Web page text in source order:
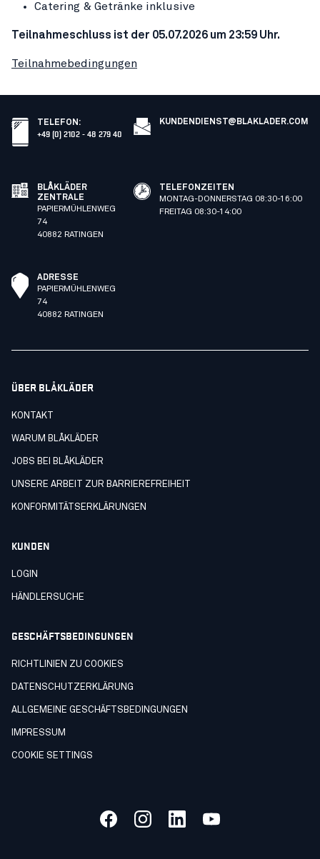
Catering & Getränke inklusive
Teilnahmeschluss ist der 05.07.2026 um 23:59 Uhr.
Teilnahmebedingungen
TELEFON :
+49 (0) 2102 - 48 279 40
KUNDENDIENST@BLAKLADER.COM
BLÅKLÄDER
ZENTRALE
PAPIERMÜHLENWEG
74
40882 RATINGEN
TELEFONZEITEN
MONTAG-DONNERSTAG 08:30-16:00
FREITAG 08:30-14:00
ADRESSE
PAPIERMÜHLENWEG
74
40882 RATINGEN
ÜBER BLÅKLÄDER
KONTAKT
WARUM BLÅKLÄDER
JOBS BEI BLÅKLÄDER
UNSERE ARBEIT ZUR BARRIEREFREIHEIT
KONFORMITÄTSERKLÄRUNGEN
KUNDEN
LOGIN
HÄNDLERSUCHE
GESCHÄFTSBEDINGUNGEN
RICHTLINIEN ZU COOKIES
DATENSCHUTZERKLÄRUNG
ALLGEMEINE GESCHÄFTSBEDINGUNGEN
IMPRESSUM
COOKIE SETTINGS